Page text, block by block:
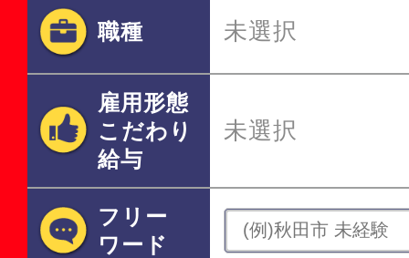
職種 未選択
雇用形態
こだわり
給与
未選択
フリー
ワード